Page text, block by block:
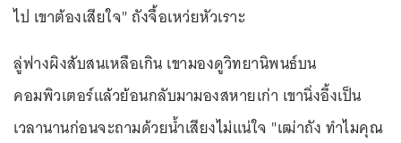
ไป เขาต้องเสียใจ" ถังจื้อเหว่ยหัวเราะ
ลู่ฟางผิงสับสนเหลือเกิน เขามองดูวิทยานิพนธ์บน
คอมพิวเตอร์แล้วย้อนกลับมามองสหายเก่า เขานิ่งอึ้งเป็น
เวลานานก่อนจะถามด้วยน้ำเสียงไม่แน่ใจ "เฒ่าถัง ทำไมคุณ